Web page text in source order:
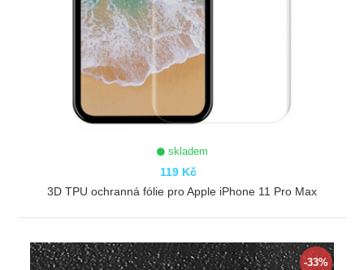
skladem
119 Kč
ZOBRAZIT
3D TPU ochranná fólie pro Apple iPhone 11 Pro Max
-33%